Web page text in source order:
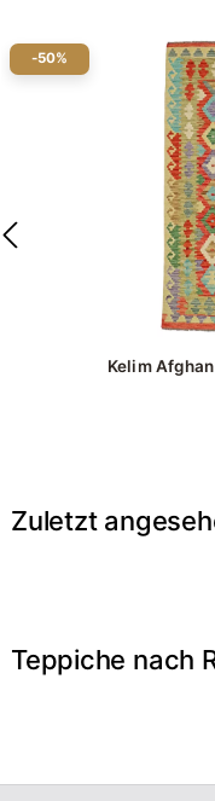
-50%
Kelim
Zuletzt
Teppiche nach
Wohnzimmer